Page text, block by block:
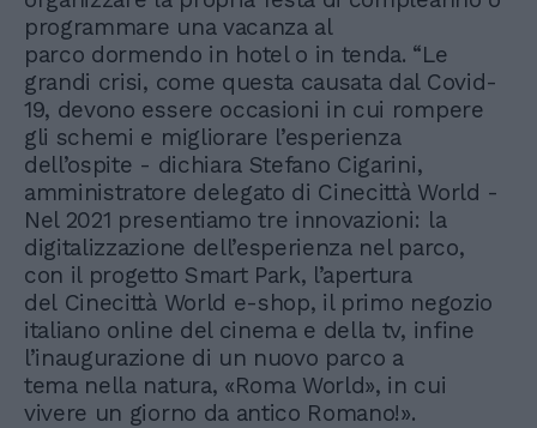
programmare una vacanza al
parco dormendo in hotel o in tenda. “Le
grandi crisi, come questa causata dal Covid-
19, devono essere occasioni in cui rompere
gli schemi e migliorare l’esperienza
dell’ospite - dichiara Stefano Cigarini,
amministratore delegato di Cinecittà World -
Nel 2021 presentiamo tre innovazioni: la
digitalizzazione dell’esperienza nel parco,
con il progetto Smart Park, l’apertura
del Cinecittà World e-shop, il primo negozio
italiano online del cinema e della tv, infine
l’inaugurazione di un nuovo parco a
tema nella natura, «Roma World», in cui
vivere un giorno da antico Romano!».